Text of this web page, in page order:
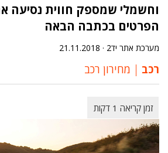
וחשמלי שמספק חווית נסיעה
הפרטים בכתבה הבאה
מערכת אתר יד2 · 21.11.2018
רכב מחירון רכב